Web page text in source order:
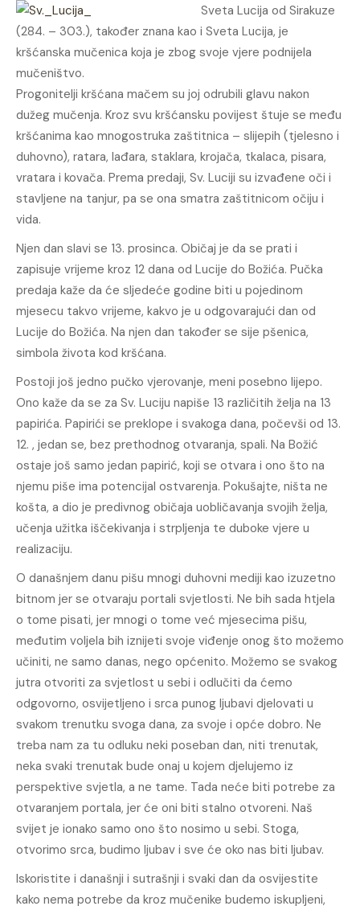
Sveta Lucija od Sirakuze
(284. – 303.), također znana kao i Sveta Lucija, je
kršćanska mučenica koja je zbog svoje vjere podnijela
mučeništvo.
Progonitelji kršćana mačem su joj odrubili glavu nakon
dužeg mučenja. Kroz svu kršćansku povijest štuje se među
kršćanima kao mnogostruka zaštitnica – slijepih (tjelesno i
duhovno), ratara, lađara, staklara, krojača, tkalaca, pisara,
vratara i kovača. Prema predaji, Sv. Luciji su izvađene oči i
stavljene na tanjur, pa se ona smatra zaštitnicom očiju i
vida.
Njen dan slavi se 13. prosinca. Običaj je da se prati i
zapisuje vrijeme kroz 12 dana od Lucije do Božića. Pučka
predaja kaže da će sljedeće godine biti u pojedinom
mjesecu takvo vrijeme, kakvo je u odgovarajući dan od
Lucije do Božića. Na njen dan također se sije pšenica,
simbola života kod kršćana.
Postoji još jedno pučko vjerovanje, meni posebno lijepo.
Ono kaže da se za Sv. Luciju napiše 13 različitih želja na 13
papirića. Papirići se preklope i svakoga dana, počevši od 13.
12. , jedan se, bez prethodnog otvaranja, spali. Na Božić
ostaje još samo jedan papirić, koji se otvara i ono što na
njemu piše ima potencijal ostvarenja. Pokušajte, ništa ne
košta, a dio je predivnog običaja uobličavanja svojih želja,
učenja užitka iščekivanja i strpljenja te duboke vjere u
realizaciju.
O današnjem danu pišu mnogi duhovni mediji kao izuzetno
bitnom jer se otvaraju portali svjetlosti. Ne bih sada htjela
o tome pisati, jer mnogi o tome već mjesecima pišu,
međutim voljela bih iznijeti svoje viđenje onog što možemo
učiniti, ne samo danas, nego općenito. Možemo se svakog
jutra otvoriti za svjetlost u sebi i odlučiti da ćemo
odgovorno, osvijetljeno i srca punog ljubavi djelovati u
svakom trenutku svoga dana, za svoje i opće dobro. Ne
treba nam za tu odluku neki poseban dan, niti trenutak,
neka svaki trenutak bude onaj u kojem djelujemo iz
perspektive svjetla, a ne tame. Tada neće biti potrebe za
otvaranjem portala, jer će oni biti stalno otvoreni. Naš
svijet je ionako samo ono što nosimo u sebi. Stoga,
otvorimo srca, budimo ljubav i sve će oko nas biti ljubav.
Iskoristite i današnji i sutrašnji i svaki dan da osvijestite
kako nema potrebe da kroz mučenike budemo iskupljeni,